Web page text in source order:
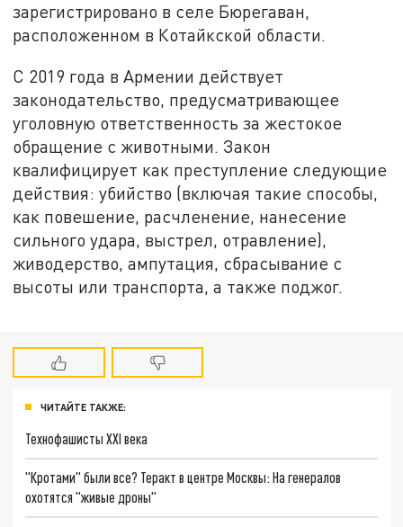
зарегистрировано в селе Бюрегаван,
расположенном в Котайкской области.
С 2019 года в Армении действует
законодательство, предусматривающее
уголовную ответственность за жестокое
обращение с животными. Закон
квалифицирует как преступление следующие
действия: убийство (включая такие способы,
как повешение, расчленение, нанесение
сильного удара, выстрел, отравление),
живодерство, ампутация, сбрасывание с
высоты или транспорта, а также поджог.
ЧИТАЙТЕ ТАКЖЕ:
Технофашисты XXI века
"Кротами" были все? Теракт в центре Москвы: На генералов
охотятся "живые дроны"